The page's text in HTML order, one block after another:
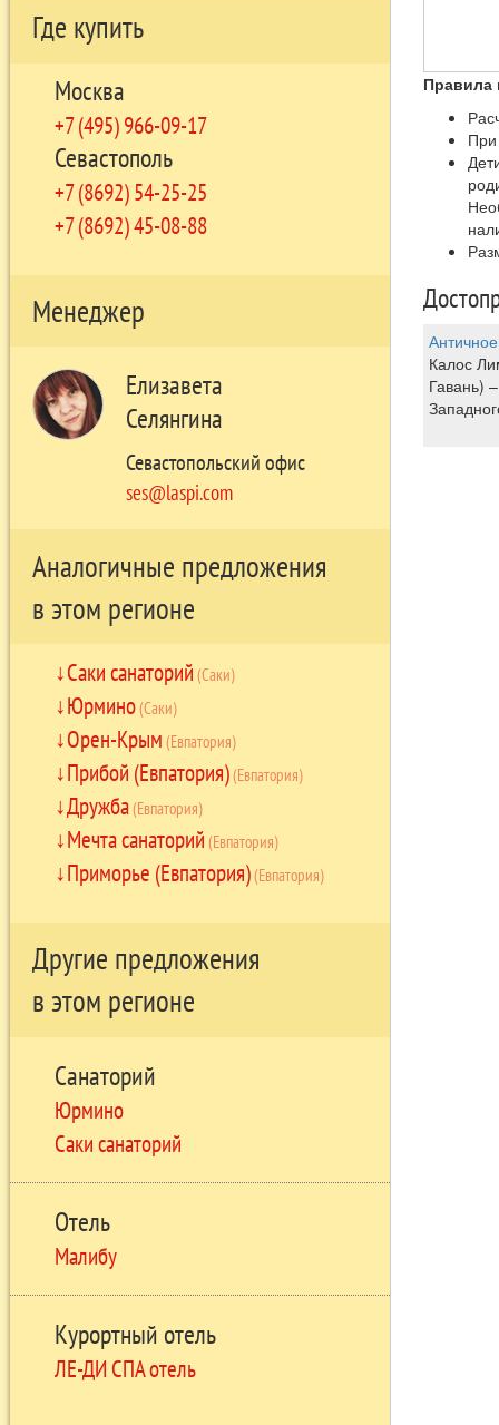
Где купить
Москва
+7 (495) 966-09-17
Севастополь
+7 (8692) 54-25-25
+7 (8692) 45-08-88
Менеджер
Елизавета
Селянгина
Севастопольский офис
ses@laspi.com
Аналогичные предложения
в этом регионе
Саки санаторий (Саки)
Юрмино(Саки)
Орен-Крым (Евпатория)
Прибой (Евпатория)(Евпатория)
Дружба(Евпатория)
Мечта санаторий (Евпатория)
Приморье (Евпатория)(Евпатория)
Другие предложения
в этом регионе
Санаторий
Юрмино
Саки санаторий
Отель
Малибу
Курортный отель
ЛЕ-ДИ СПА отель
Правила
Калос
Гавань)